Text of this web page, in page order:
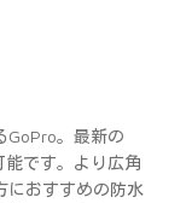
GoPro。最新の
能です。より広角
におすすめの防水